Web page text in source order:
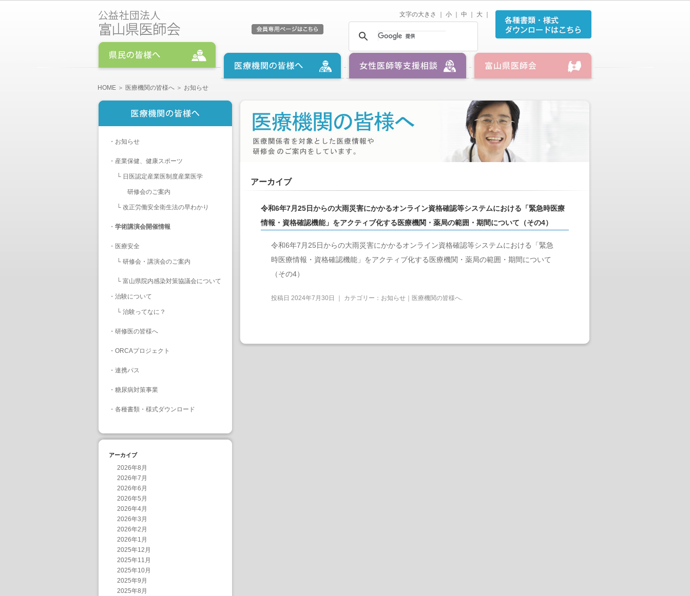
文字の大きさ ｜ 小 中 大
HOME ＞ 医療機関の皆様へ ＞ お知らせ
・ お知らせ
・ 産業保健、健康スポーツ
└ 日医認定産業医制度産業医学
研修会のご案内
└ 改正労働安全衛生法の早わかり
・ 学術講演会開催情報
・ 医療安全
└ 研修会・講演会のご案内
└ 富山県院内感染対策協議会について
・ 治験について
└ 治験ってなに？
・ 研修医の皆様へ
・ ORCAプロジェクト
・ 連携パス
・ 糖尿病対策事業
・ 各種書類・様式ダウンロード
アーカイブ
2026年8月
2026年7月
2026年6月
2026年5月
2026年4月
2026年3月
2026年2月
2026年1月
2025年12月
2025年11月
2025年10月
2025年9月
2025年8月
アーカイブ
令和6年7月25日からの大雨災害にかかるオンライン資格確認等システムにおける「緊急時医療
情報・資格確認機能」をアクティブ化する医療機関・薬局の範囲・期間について（その4）
令和6年7月25日からの大雨災害にかかるオンライン資格確認等システムにおける「緊急
時医療情報・資格確認機能」をアクティブ化する医療機関・薬局の範囲・期間について
（その4）
投稿日 2024年7月30日 ｜ カテゴリー： お知らせ｜医療機関の皆様へ.